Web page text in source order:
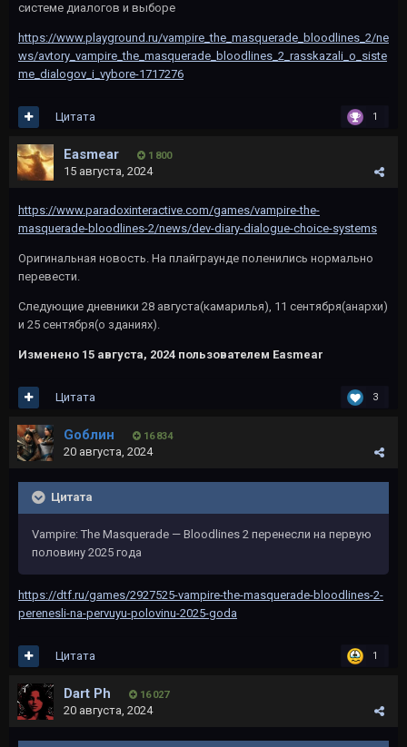
системе диалогов и выборе
https://www.playground.ru/vampire_the_masquerade_bloodlines_2/ne
ws/avtory_vampire_the_masquerade_bloodlines_2_rasskazali_o_siste
me_dialogov_i_vybore-1717276
1
Цитата
Easmear 1 800
15 августа, 2024
https://www.paradoxinteractive.com/games/vampire-the-
masquerade-bloodlines-2/news/dev-diary-dialogue-choice-systems
Оригинальная новость. На плайграунде поленились нормально
перевести.
Следующие дневники 28 августа(камарилья), 11 сентября(анархи)
и 25 сентября(о зданиях).
Изменено 15 августа, 2024 пользователем Easmear
3
Цитата
Gоблин 16 834
20 августа, 2024
Цитата
Vampire: The Masquerade — Bloodlines 2 перенесли на первую
половину 2025 года
https://dtf.ru/games/2927525-vampire-the-masquerade-bloodlines-2-
perenesli-na-pervuyu-polovinu-2025-goda
1
Цитата
Dart Ph 16 027
20 августа, 2024